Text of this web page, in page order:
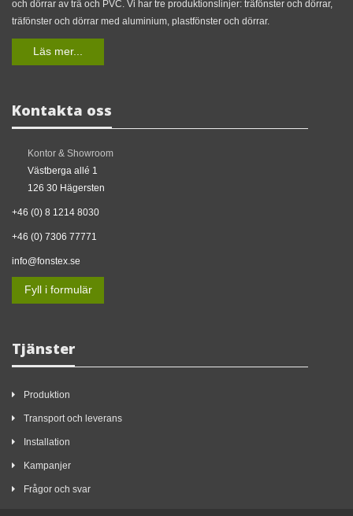
och dörrar av trä och PVC. Vi har tre produktionslinjer: träfönster och dörrar,
träfönster och dörrar med aluminium, plastfönster och dörrar.
Läs mer...
Kontakta oss
Kontor & Showroom
Västberga allé 1
126 30 Hägersten
+46 (0) 8 1214 8030
+46 (0) 7306 77771
info@fonstex.se
Fyll i formulär
Tjänster
Produktion
Transport och leverans
Installation
Kampanjer
Frågor och svar